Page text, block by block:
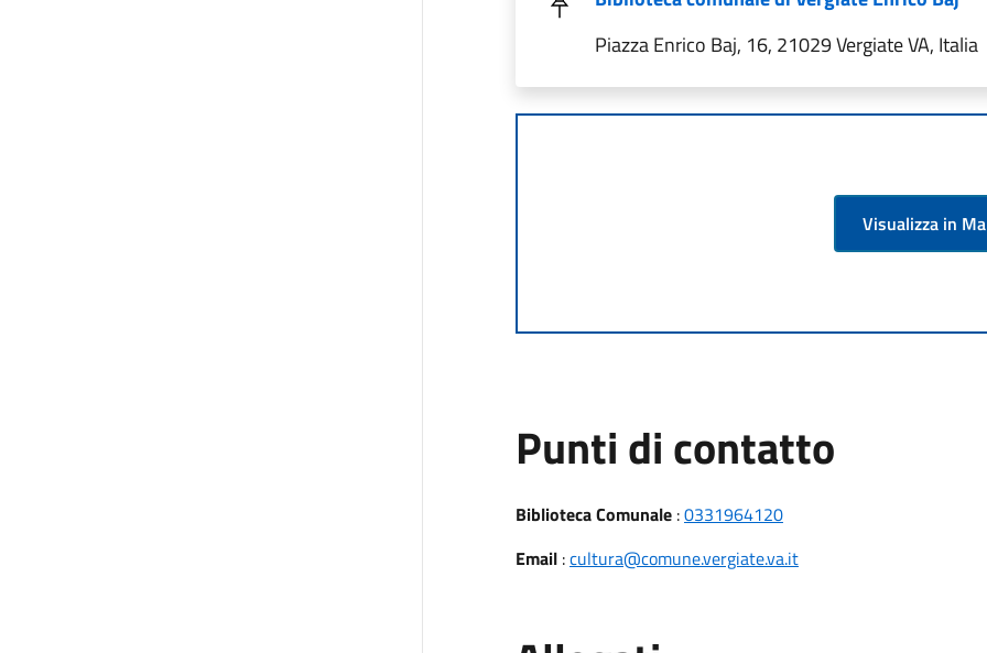
Piazza Enrico Baj, 16, 21029 Vergiate VA, Italia
Visualizza in
Punti di contatto
Biblioteca Comunale:0331964120
Email:cultura@comune.vergiate.va.it